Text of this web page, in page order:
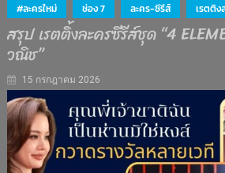
#ละครใหม่ ช่อง 7 ละคร-ซีรีส์ เรตติง
สรุป เรตติ้งละครซีรีส์ชุด “4
วณิช”
15 กรกฎาคม 2026